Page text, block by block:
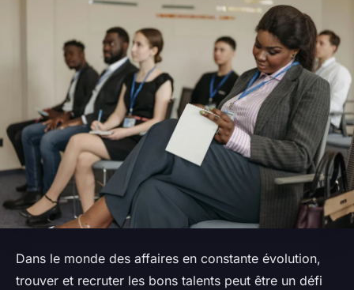
Dans le monde des affaires en constante évolution,
trouver et recruter les bons talents peut être un défi